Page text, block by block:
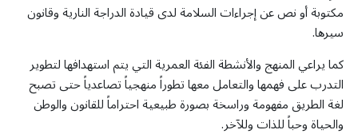
مكتوبة أو نص عن إجراءات السلامة لدى قيادة الدراجة النارية وقانون
سيرها.
كما يراعي المنهج والأنشطة الفئة العمرية التي يتم استهدافها لتطوير
التدرب على فهمها والتعامل معها تطوراً منهجياً تصاعدياً حتى تصبح
لغة الطريق مفهومة وراسخة بصورة طبيعية احتراماً للقانون والوطن
والحياة وحباً للذات وللآخر.